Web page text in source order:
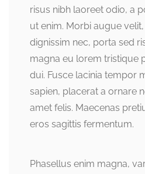
risus nibh laoreet odio, a
ut enim. Morbi augue
dignissim nec, porta sed
magna eu lorem tristique
dui. Fusce lacinia tempor
sapien, placerat a ornare
amet felis. Maecenas
eros sagittis fermentum.
Phasellus enim magna,